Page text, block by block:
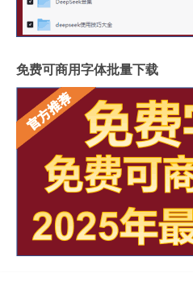
免费可商用字体批量下载